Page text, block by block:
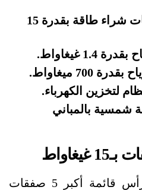
السعودية - مشروعات شراء طاقة بقدرة 15
غيغاواط.
ميغاواط.
لتخزين الكهرباء.
شمسية بالمباني
على رأس قائمة أكبر 5 صفقات